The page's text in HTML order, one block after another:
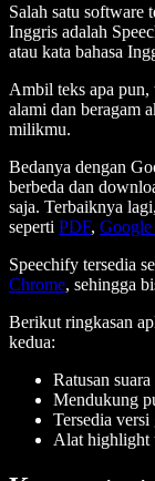
Salah satu software
Inggris adalah
atau kata bahasa
Ambil teks apa pun,
alami dan beragam
milikmu.
Bedanya dengan
berbeda dan
saja. Terbaiknya
seperti PDF,
Speechify tersedia
Chrome, sehingga
Berikut ringkasan
kedua:
Ratusan suara
Mendukung
Tersedia versi
Alat highlight